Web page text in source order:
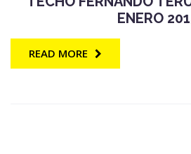
ENERO
READ MORE